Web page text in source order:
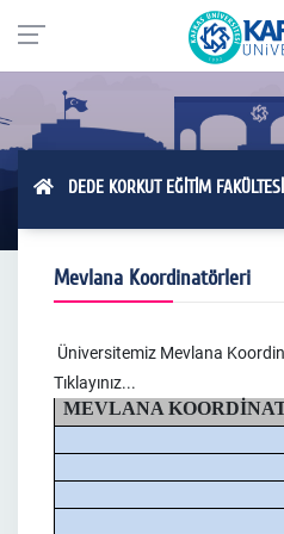
DEDE KORKUT EĞİTİM FAKÜLTESİ
Mevlana Koordinatörleri
Üniversitemiz Mevlana
Tıklayınız...
MEVLANA